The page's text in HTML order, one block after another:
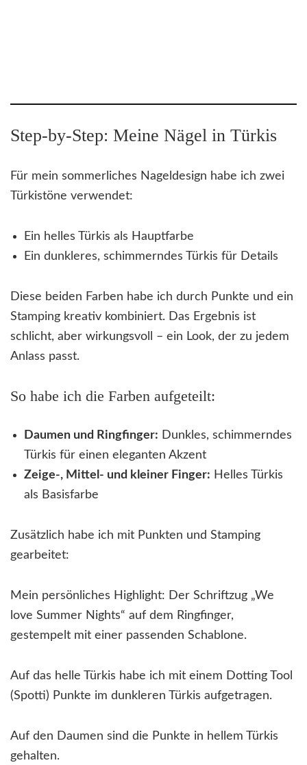
Step-by-Step: Meine Nägel in Türkis
Für mein sommerliches Nageldesign habe ich zwei
Türkistöne verwendet:
Ein helles Türkis als Hauptfarbe
Ein dunkleres, schimmerndes Türkis für Details
Diese beiden Farben habe ich durch Punkte und ein
Stamping kreativ kombiniert. Das Ergebnis ist
schlicht, aber wirkungsvoll – ein Look, der zu jedem
Anlass passt.
So habe ich die Farben aufgeteilt:
Daumen und Ringfinger: Dunkles, schimmerndes
Türkis für einen eleganten Akzent
Zeige-, Mittel- und kleiner Finger: Helles Türkis
als Basisfarbe
Zusätzlich habe ich mit Punkten und Stamping
gearbeitet:
Mein persönliches Highlight: Der Schriftzug „We
love Summer Nights“ auf dem Ringfinger,
gestempelt mit einer passenden Schablone.
Auf das helle Türkis habe ich mit einem Dotting Tool
(Spotti) Punkte im dunkleren Türkis aufgetragen.
Auf den Daumen sind die Punkte in hellem Türkis
gehalten.